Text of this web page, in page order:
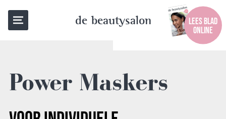
de beautysalon
LEES BLAD
ONLINE
Power Maskers
TERUG NAAR OVERZICHT